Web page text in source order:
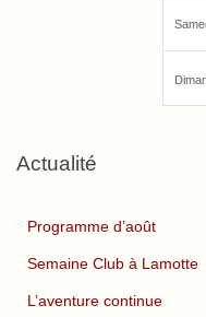
Actualité
Programme d’août
Semaine Club à Lamotte
L’aventure continue